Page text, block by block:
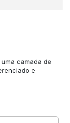
camada de
e